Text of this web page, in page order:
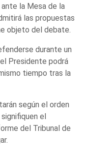
la Mesa de la
las propuestas
objeto del debate.
durante un
Presidente podrá
tiempo tras la
según el orden
el
del Tribunal de